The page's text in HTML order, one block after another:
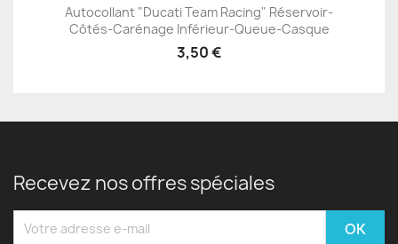
Autocollant "Ducati Team Racing" Réservoir-
Côtés-Carénage Inférieur-Queue-Casque
3,50 €
Recevez nos offres spéciales